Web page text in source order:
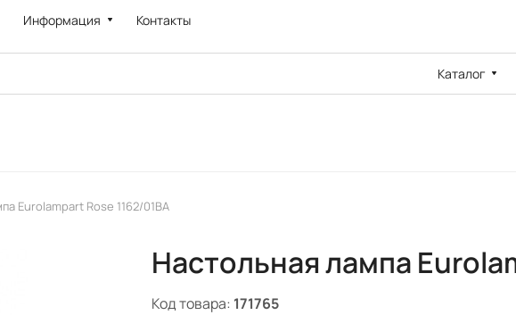
Информация Контакты
Каталог
Eurolampart Rose 1162/01BA
Настольная лампа
Код товара: 171765